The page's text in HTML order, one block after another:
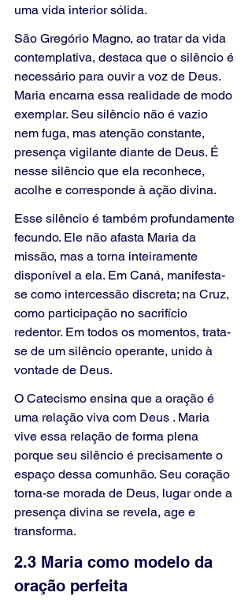
uma vida interior sólida.
São Gregório Magno, ao tratar da vida
contemplativa, destaca que o silêncio é
necessário para ouvir a voz de Deus.
Maria encarna essa realidade de modo
exemplar. Seu silêncio não é vazio
nem fuga, mas atenção constante,
presença vigilante diante de Deus. É
nesse silêncio que ela reconhece,
acolhe e corresponde à ação divina.
Esse silêncio é também profundamente
fecundo. Ele não afasta Maria da
missão, mas a torna inteiramente
disponível a ela. Em Caná, manifesta-
se como intercessão discreta; na Cruz,
como participação no sacrifício
redentor. Em todos os momentos, trata-
se de um silêncio operante, unido à
vontade de Deus.
O Catecismo ensina que a oração é
uma relação viva com Deus . Maria
vive essa relação de forma plena
porque seu silêncio é precisamente o
espaço dessa comunhão. Seu coração
torna-se morada de Deus, lugar onde a
presença divina se revela, age e
transforma.
2.3 Maria como modelo da
oração perfeita